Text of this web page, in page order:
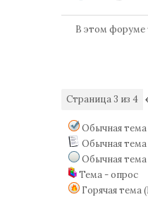
В этом форуме
Страница 3 из 4
Обычная
Обычная тема
Обычная
Тема - опрос
Горячая тема